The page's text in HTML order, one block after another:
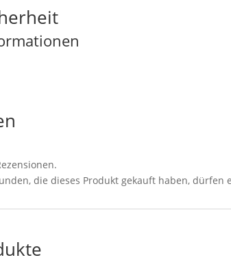
die dieses Produkt gekauft haben, dürfen